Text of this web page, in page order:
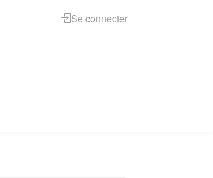
Se connecter